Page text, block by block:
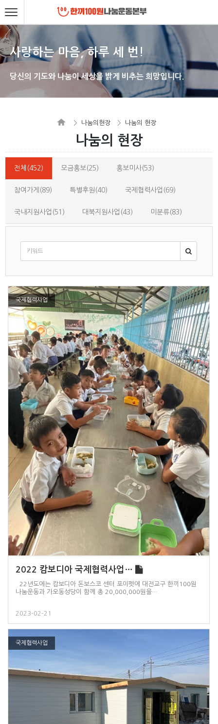
사랑하는 마음, 하루 세 번!
당신의 기도와 나눔이 세상을 밝게 비추는 희망입니다.
나눔의현장 나눔의 현장
나눔의 현장
전체(452) 모금홍보(25) 홍보미사(53)
참여가게(89) 특별후원(40) 국제협력사업(69)
국내지원사업(51) 대북지원사업(43) 미분류(83)
국제협력사업
2022 캄보디아 국제협력사업…
22년도에는 캄보디아 돈보스코 센터 포이펫에 대전교구 한끼100원
나눔운동과 가오동성당이 함께 총 20,000,000원을…
2023-02-21
국제협력사업